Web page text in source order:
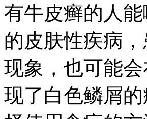
有牛皮癣的人
的皮肤性疾病
现象，也可能
现了白色鳞屑